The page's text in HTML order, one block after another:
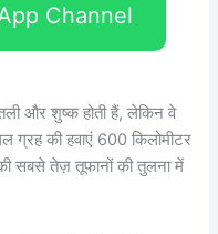
Channel
और शुष्क होती हैं, लेकिन वे
ग्रह की हवाएं 600 किलोमीटर
सबसे तेज़ तूफानों की तुलना में